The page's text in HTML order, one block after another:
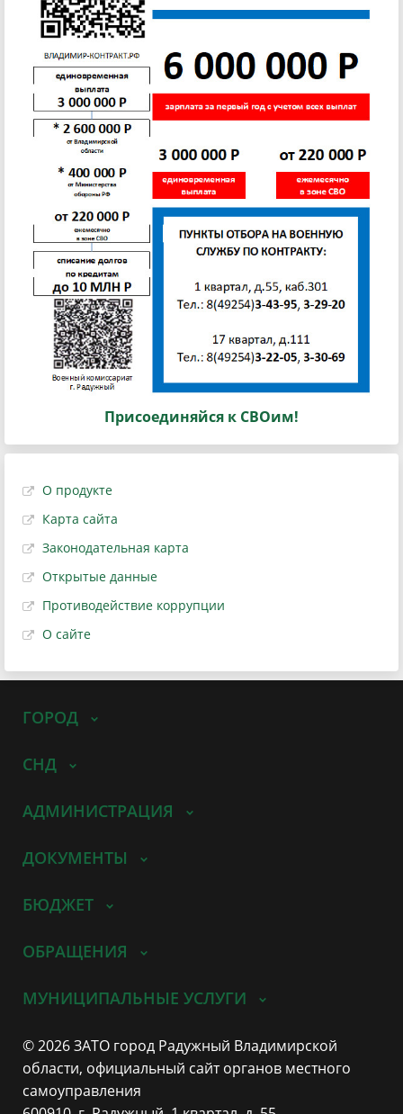
Присоединяйся к СВОим!
О продукте
Карта сайта
Законодательная карта
Открытые данные
Противодействие коррупции
О сайте
ГОРОД
СНД
АДМИНИСТРАЦИЯ
ДОКУМЕНТЫ
БЮДЖЕТ
ОБРАЩЕНИЯ
МУНИЦИПАЛЬНЫЕ УСЛУГИ
© 2026 ЗАТО город Радужный Владимирской
области, официальный сайт органов местного
самоуправления